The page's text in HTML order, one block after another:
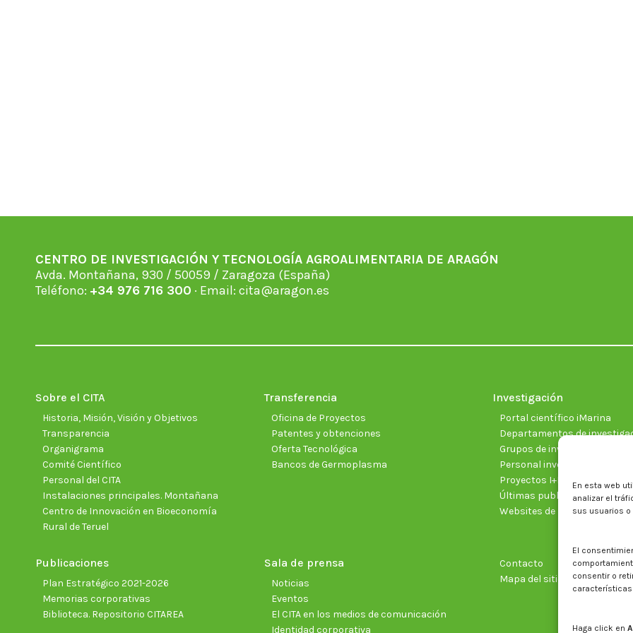
En esta web
analizar el
sus usuarios
El
consentir o
Haga click en
CENTRO DE INVESTIGACIÓN Y TECNOLOGÍA AGROALIMENTARIA DE ARAGÓN
Avda. Montañana, 930 / 50059 / Zaragoza (España)
Teléfono: +34 976 716 300 · Email: cita@aragon.es
Sobre el CITA
Historia, Misión, Visión y Objetivos
Transparencia
Organigrama
Comité Científico
Personal del CITA
Instalaciones principales. Montañana
Centro de Innovación en Bioeconomía
Rural de Teruel
Transferencia
Oficina de Proyectos
Patentes y obtenciones
Oferta Tecnológica
Bancos de Germoplasma
Investigación
Portal científico iMarina
Departamentos de
Grupos de investigación
Personal investigador
Proyectos I+D+I vigentes
Últimas publicaciones
Websites de proyectos
Publicaciones
Plan Estratégico 2021-2026
Memorias corporativas
Biblioteca. Repositorio CITAREA
Sala de prensa
Noticias
Eventos
El CITA en los medios de comunicación
Identidad corporativa
Contacto
Mapa del sitio web